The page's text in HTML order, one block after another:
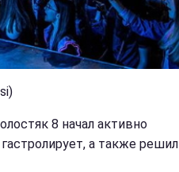
8 начал активно
а также решил